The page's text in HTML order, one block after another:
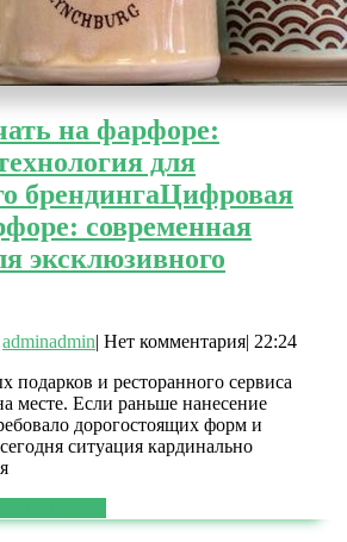
на фарфоре:
для
брендингаЦифровая
современная
эксклюзивного
adminadmin| Нет комментария| 22:24
подарков и ресторанного сервиса
месте. Если раньше нанесение
дорогостоящих форм и
ситуация кардинально